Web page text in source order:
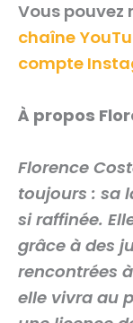
Vous pouvez
chaîne
compte
À propos
Florence
toujours : sa
si raffinée.
grâce à des
rencontrées
elle vivra au